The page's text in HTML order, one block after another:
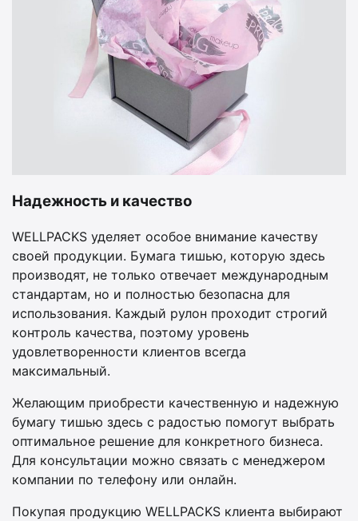
Надежность и качество
WELLPACKS уделяет особое внимание качеству
своей продукции. Бумага тишью, которую здесь
производят, не только отвечает международным
стандартам, но и полностью безопасна для
использования. Каждый рулон проходит строгий
контроль качества, поэтому уровень
удовлетворенности клиентов всегда
максимальный.
Желающим приобрести качественную и надежную
бумагу тишью здесь с радостью помогут выбрать
оптимальное решение для конкретного бизнеса.
Для консультации можно связать с менеджером
компании по телефону или онлайн.
Покупая продукцию WELLPACKS клиента выбирают